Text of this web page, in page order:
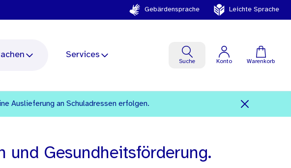
Gebärdensprache Leichte Sprache
Services
Suche Konto Warenkorb
Auslieferung an Schuladressen erfolgen.
und Gesundheitsförderung.